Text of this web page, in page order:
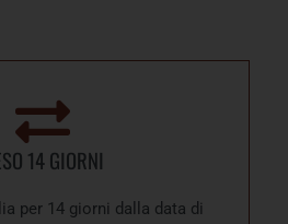
14 GIORNI
per 14 giorni dalla data di